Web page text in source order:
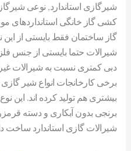
شیرگازی استاندارد, نوعی
کشی گاز خانگی استانداردهای
گاز ساختمان فقط بایستی از این
شیرالات حتما بایستی از جنس
دبی کمتری نسبت به شیرالات
برخی کارخانجات انواع شیر
بیشتری هم تولید کرده اند. این
برنجی بدون آبکاری و دسته
شیرالات گازی استاندارد ساخت